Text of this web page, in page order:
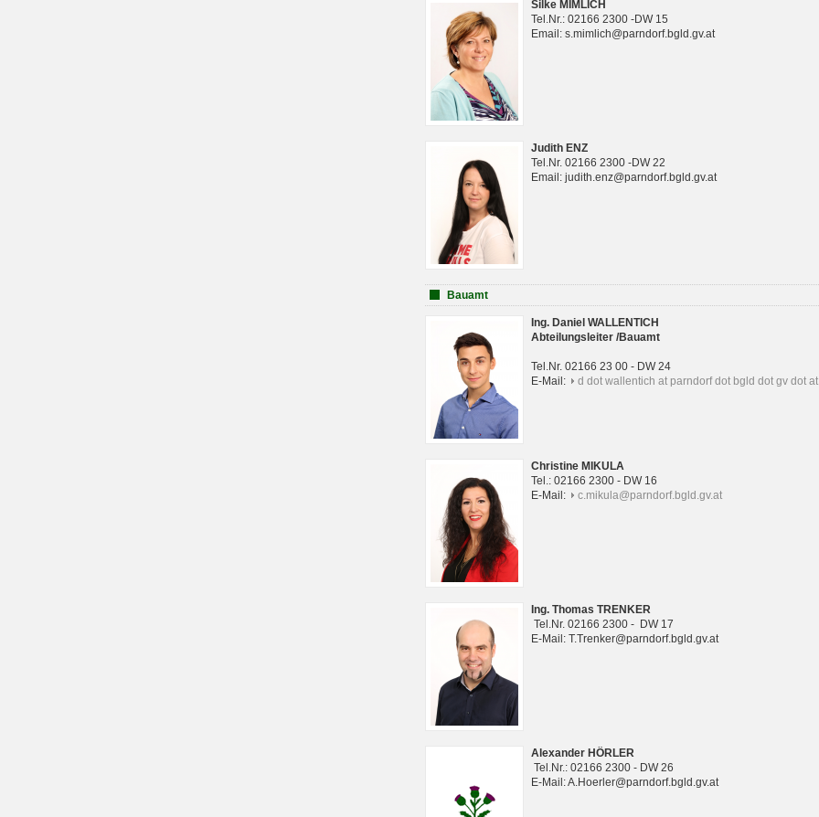
Silke MIMLICH
Tel.Nr.: 02166 2300 -DW 15
Email: s.mimlich@parndorf.bgld.gv.at
Judith ENZ
Tel.Nr. 02166 2300 -DW 22
Email: judith.enz@parndorf.bgld.gv.at
Bauamt
Ing. Daniel WALLENTICH
Abteilungsleiter /Bauamt
Tel.Nr. 02166 23 00 - DW 24
E-Mail:
d dot wallentich at parndorf dot bgld dot gv dot at
Christine MIKULA
Tel.: 02166 2300 - DW 16
E-Mail:
c.mikula@parndorf.bgld.gv.at
Ing. Thomas TRENKER
Tel.Nr. 02166 2300 - DW 17
E-Mail: T.Trenker@parndorf.bgld.gv.at
Alexander HÖRLER
Tel.Nr.: 02166 2300 - DW 26
E-Mail: A.Hoerler@parndorf.bgld.gv.at